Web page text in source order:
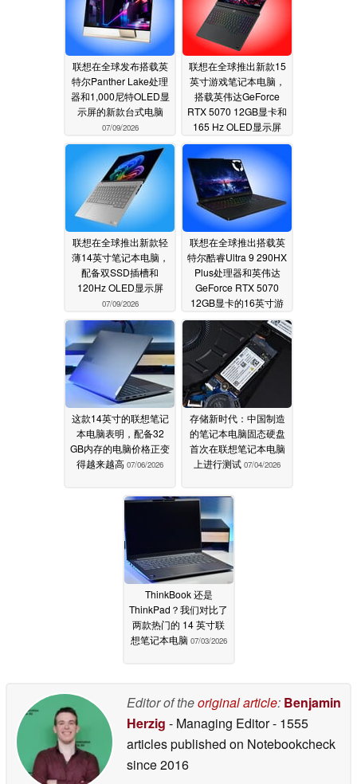
联想在全球发布搭载英
特尔Panther Lake处理
器和1,000尼特OLED显
示屏的新款台式电脑
07/09/2026
联想在全球推出新款15
英寸游戏笔记本电脑，
搭载英伟达GeForce
RTX 5070 12GB显卡和
165 Hz OLED显示屏
07/09/2026
联想在全球推出新款轻
薄14英寸笔记本电脑，
配备双SSD插槽和
120Hz OLED显示屏
07/09/2026
联想在全球推出搭载英
特尔酷睿Ultra 9 290HX
Plus处理器和英伟达
GeForce RTX 5070
12GB显卡的16英寸游
戏笔记本电脑07/08/2026
这款14英寸的联想笔记
本电脑表明，配备32
GB内存的电脑价格正变
得越来越高 07/06/2026
存储新时代：中国制造
的笔记本电脑固态硬盘
首次在联想笔记本电脑
上进行测试 07/04/2026
ThinkBook 还是
ThinkPad？我们对比了
两款热门的 14 英寸联
想笔记本电脑 07/03/2026
Editor of theoriginal article: Benjamin
Herzig - Managing Editor- 1555
articles published on Notebookcheck
since 2016